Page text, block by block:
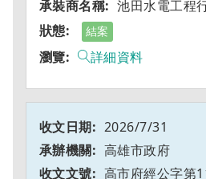
池田水電工程
結案
詳細資料
2026/7/31
高雄市政府
高市府經公字第